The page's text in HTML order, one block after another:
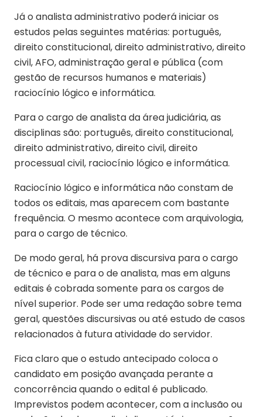
Já o analista administrativo poderá iniciar os
estudos pelas seguintes matérias: português,
direito constitucional, direito administrativo, direito
civil, AFO, administração geral e pública (com
gestão de recursos humanos e materiais)
raciocínio lógico e informática.
Para o cargo de analista da área judiciária, as
disciplinas são: português, direito constitucional,
direito administrativo, direito civil, direito
processual civil, raciocínio lógico e informática.
Raciocínio lógico e informática não constam de
todos os editais, mas aparecem com bastante
frequência. O mesmo acontece com arquivologia,
para o cargo de técnico.
De modo geral, há prova discursiva para o cargo
de técnico e para o de analista, mas em alguns
editais é cobrada somente para os cargos de
nível superior. Pode ser uma redação sobre tema
geral, questões discursivas ou até estudo de casos
relacionados à futura atividade do servidor.
Fica claro que o estudo antecipado coloca o
candidato em posição avançada perante a
concorrência quando o edital é publicado.
Imprevistos podem acontecer, com a inclusão ou